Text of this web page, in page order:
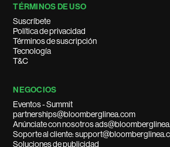
TÉRMINOS DE USO
Suscríbete
Política de privacidad
Términos de suscripción
Tecnología
T&C
NEGOCIOS
Eventos - Summit
partnerships@bloomberglinea.com
Anúnciate con nosotros
Soporte al cliente:
Soluciones de publicidad